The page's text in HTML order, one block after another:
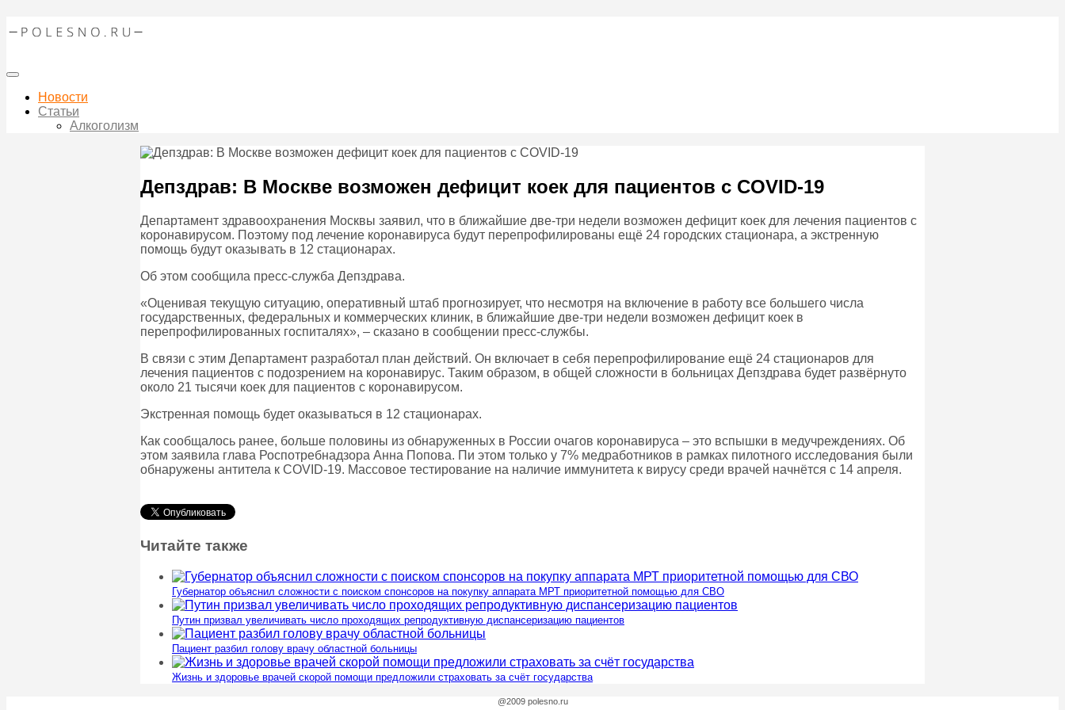
Новости
Статьи
Алкоголизм
Депздрав: В Москве возможен дефицит коек для пациентов с COVID-19
Департамент здравоохранения Москвы заявил, что в ближайшие две-три недели возможен дефицит коек для лечения пациентов с
коронавирусом. Поэтому под лечение коронавируса будут перепрофилированы ещё 24 городских стационара, а экстренную
помощь будут оказывать в 12 стационарах.
Об этом сообщила пресс-служба Депздрава.
«Оценивая текущую ситуацию, оперативный штаб прогнозирует, что несмотря на включение в работу все большего числа
государственных, федеральных и коммерческих клиник, в ближайшие две-три недели возможен дефицит коек в
перепрофилированных госпиталях», – сказано в сообщении пресс-службы.
В связи с этим Департамент разработал план действий. Он включает в себя перепрофилирование ещё 24 стационаров для
лечения пациентов с подозрением на коронавирус. Таким образом, в общей сложности в больницах Депздрава будет развёрнуто
около 21 тысячи коек для пациентов с коронавирусом.
Экстренная помощь будет оказываться в 12 стационарах.
Как сообщалось ранее, больше половины из обнаруженных в России очагов коронавируса – это вспышки в медучреждениях. Об
этом заявила глава Роспотребнадзора Анна Попова. Пи этом только у 7% медработников в рамках пилотного исследования были
обнаружены антитела к COVID-19. Массовое тестирование на наличие иммунитета к вирусу среди врачей начнётся с 14 апреля.
Читайте также
Губернатор объяснил сложности с поиском спонсоров на покупку аппарата МРТ приоритетной помощью для СВО
Путин призвал увеличивать число проходящих репродуктивную диспансеризацию пациентов
Пациент разбил голову врачу областной больницы
Жизнь и здоровье врачей скорой помощи предложили страховать за счёт государства
@2009 polesno.ru